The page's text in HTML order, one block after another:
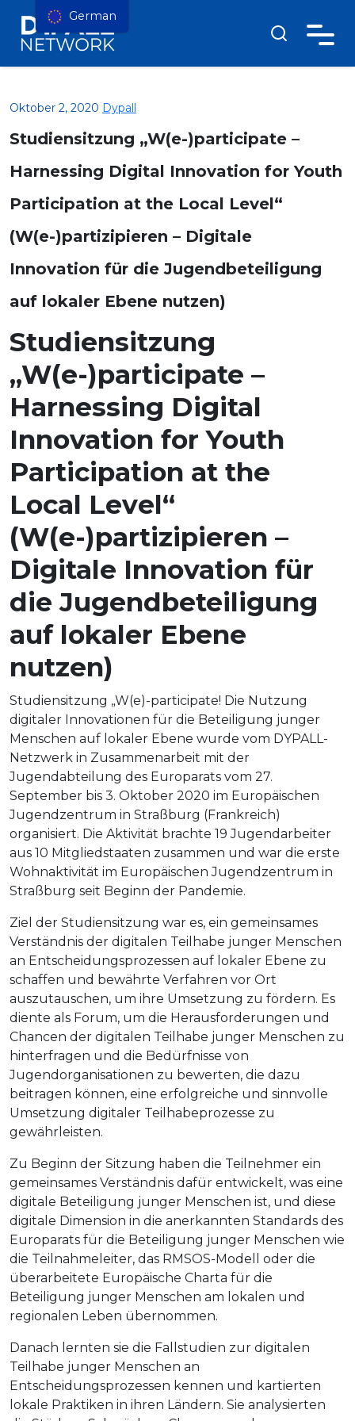
Oktober 2, 2020 Dypall
Studiensitzung „W(e-)participate –
Harnessing Digital Innovation for Youth
Participation at the Local Level“
(W(e-)partizipieren – Digitale
Innovation für die Jugendbeteiligung
auf lokaler Ebene nutzen)
Studiensitzung
„W(e-)participate –
Harnessing Digital
Innovation for Youth
Participation at the
Local Level“
(W(e-)partizipieren –
Digitale Innovation für
die Jugendbeteiligung
auf lokaler Ebene
nutzen)
Studiensitzung „W(e)-participate! Die Nutzung
digitaler Innovationen für die Beteiligung junger
Menschen auf lokaler Ebene wurde vom DYPALL-
Netzwerk in Zusammenarbeit mit der
Jugendabteilung des Europarats vom 27.
September bis 3. Oktober 2020 im Europäischen
Jugendzentrum in Straßburg (Frankreich)
organisiert. Die Aktivität brachte 19 Jugendarbeiter
aus 10 Mitgliedstaaten zusammen und war die erste
Wohnaktivität im Europäischen Jugendzentrum in
Straßburg seit Beginn der Pandemie.
Ziel der Studiensitzung war es, ein gemeinsames
Verständnis der digitalen Teilhabe junger Menschen
an Entscheidungsprozessen auf lokaler Ebene zu
schaffen und bewährte Verfahren vor Ort
auszutauschen, um ihre Umsetzung zu fördern. Es
diente als Forum, um die Herausforderungen und
Chancen der digitalen Teilhabe junger Menschen zu
hinterfragen und die Bedürfnisse von
Jugendorganisationen zu bewerten, die dazu
beitragen können, eine erfolgreiche und sinnvolle
Umsetzung digitaler Teilhabeprozesse zu
gewährleisten.
Zu Beginn der Sitzung haben die Teilnehmer ein
gemeinsames Verständnis dafür entwickelt, was eine
digitale Beteiligung junger Menschen ist, und diese
digitale Dimension in die anerkannten Standards des
Europarats für die Beteiligung junger Menschen wie
die Teilnahmeleiter, das RMSOS-Modell oder die
überarbeitete Europäische Charta für die
Beteiligung junger Menschen am lokalen und
regionalen Leben übernommen.
Danach lernten sie die Fallstudien zur digitalen
Teilhabe junger Menschen an
Entscheidungsprozessen kennen und kartierten
lokale Praktiken in ihren Ländern. Sie analysierten
German